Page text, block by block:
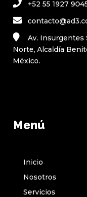
+52 55 1927
Av. Insurgentes
Norte, Alcaldía
México.
Menú
Inicio
Nosotros
Servicios